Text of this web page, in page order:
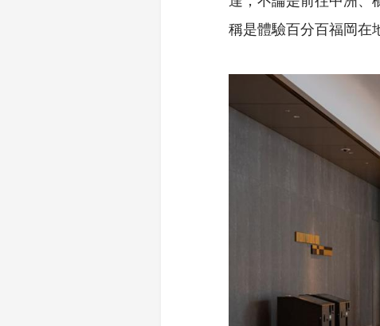
稱是體驗百分百福岡在